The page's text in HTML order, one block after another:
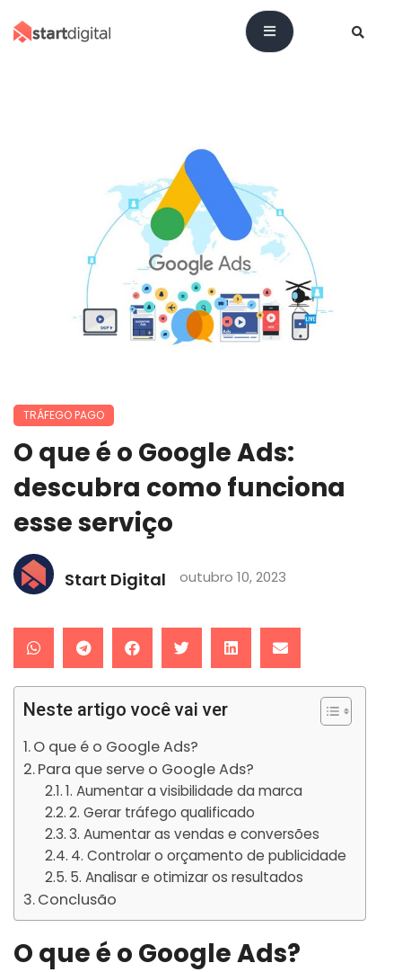
TRÁFEGO PAGO
O que é o Google Ads:
descubra como funciona
esse serviço
Start Digital outubro 10, 2023
Neste artigo você vai ver
O que é o Google Ads?
Para que serve o Google Ads?
1. Aumentar a visibilidade da marca
2. Gerar tráfego qualificado
3. Aumentar as vendas e conversões
4. Controlar o orçamento de publicidade
5. Analisar e otimizar os resultados
Conclusão
O que é o Google Ads?